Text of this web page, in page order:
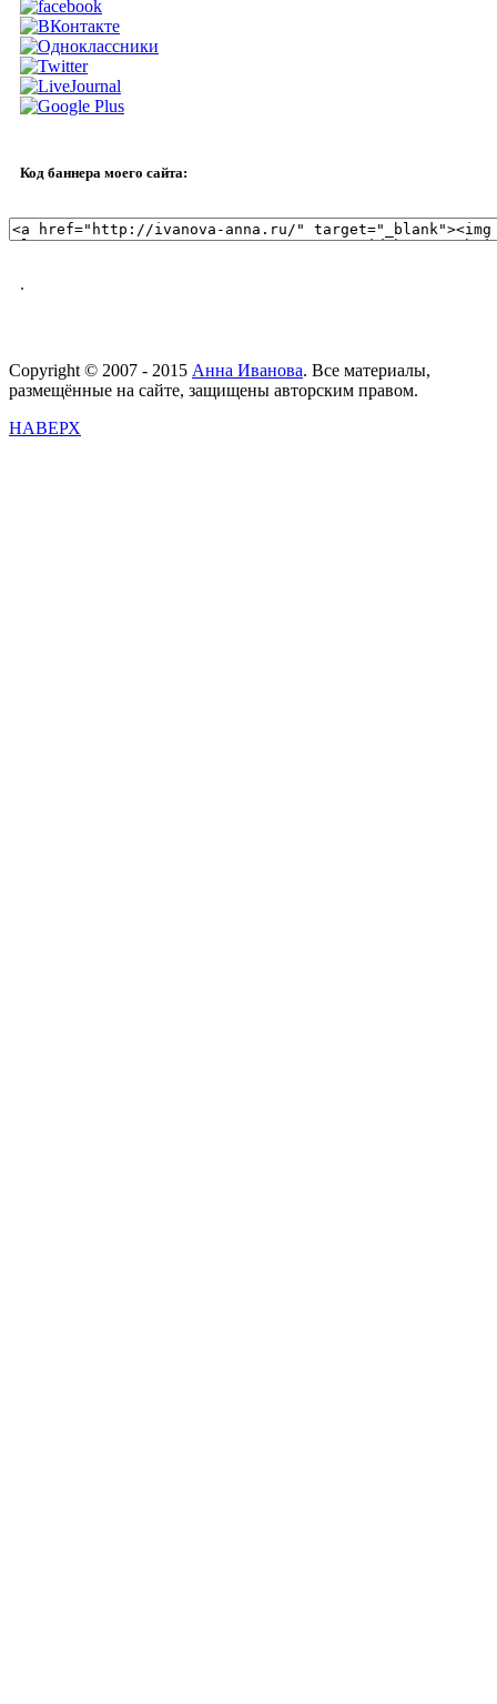
Код баннера моего сайта:
.
Copyright © 2007 - 2015 Анна Иванова. Все материалы,
размещённые на сайте, защищены авторским правом.
НАВЕРХ